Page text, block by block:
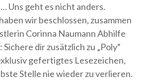
Uns geht es nicht anders.
wir beschlossen, zusammen
Corinna Naumann Abhilfe
dir zusätzlich zu „Poly“
gefertigtes Lesezeichen,
Stelle nie wieder zu verlieren.